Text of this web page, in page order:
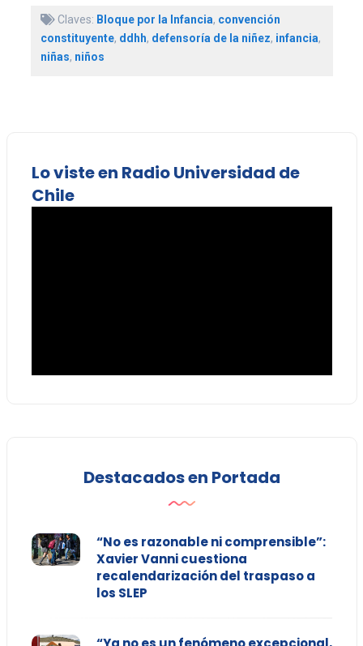
Claves: Bloque por la Infancia, convención
constituyente, ddhh, defensoría de la niñez, infancia,
niñas, niños
Lo viste en Radio Universidad de
Chile
Destacados en Portada
“No es razonable ni comprensible”:
Xavier Vanni cuestiona
recalendarización del traspaso a
los SLEP